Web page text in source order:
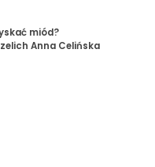
miód?
Anna Celińska